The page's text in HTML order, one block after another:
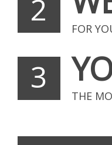
2 FOR
3 THE